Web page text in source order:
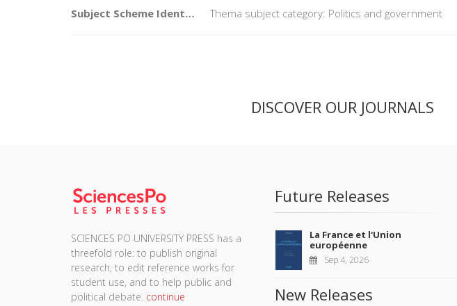
Subject Scheme Identifier Code
Thema subject category: Politics and government
DISCOVER OUR JOURNALS
SCIENCES PO UNIVERSITY PRESS has a
threefold role: to publish original
research, to edit reference works for
student use, and to help public and
political debate. continue
Future Releases
La France et l'Union
européenne
Sep 4, 2026
New Releases